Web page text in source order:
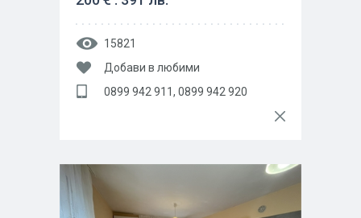
15821
Добави в любими
0899 942 911, 0899 942 920